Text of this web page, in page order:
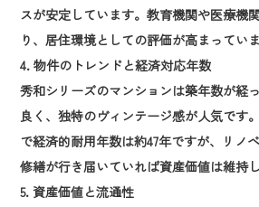
スが安定しています。教育機関や医療機
り、居住環境としての評価が高まっていま
4. 物件のトレンドと経済対応年数
秀和シリーズのマンションは築年数が経
良く、独特のヴィンテージ感が人気です
で経済的耐用年数は約47年ですが、リノ
修繕が行き届いていれば資産価値は維持
5. 資産価値と流通性